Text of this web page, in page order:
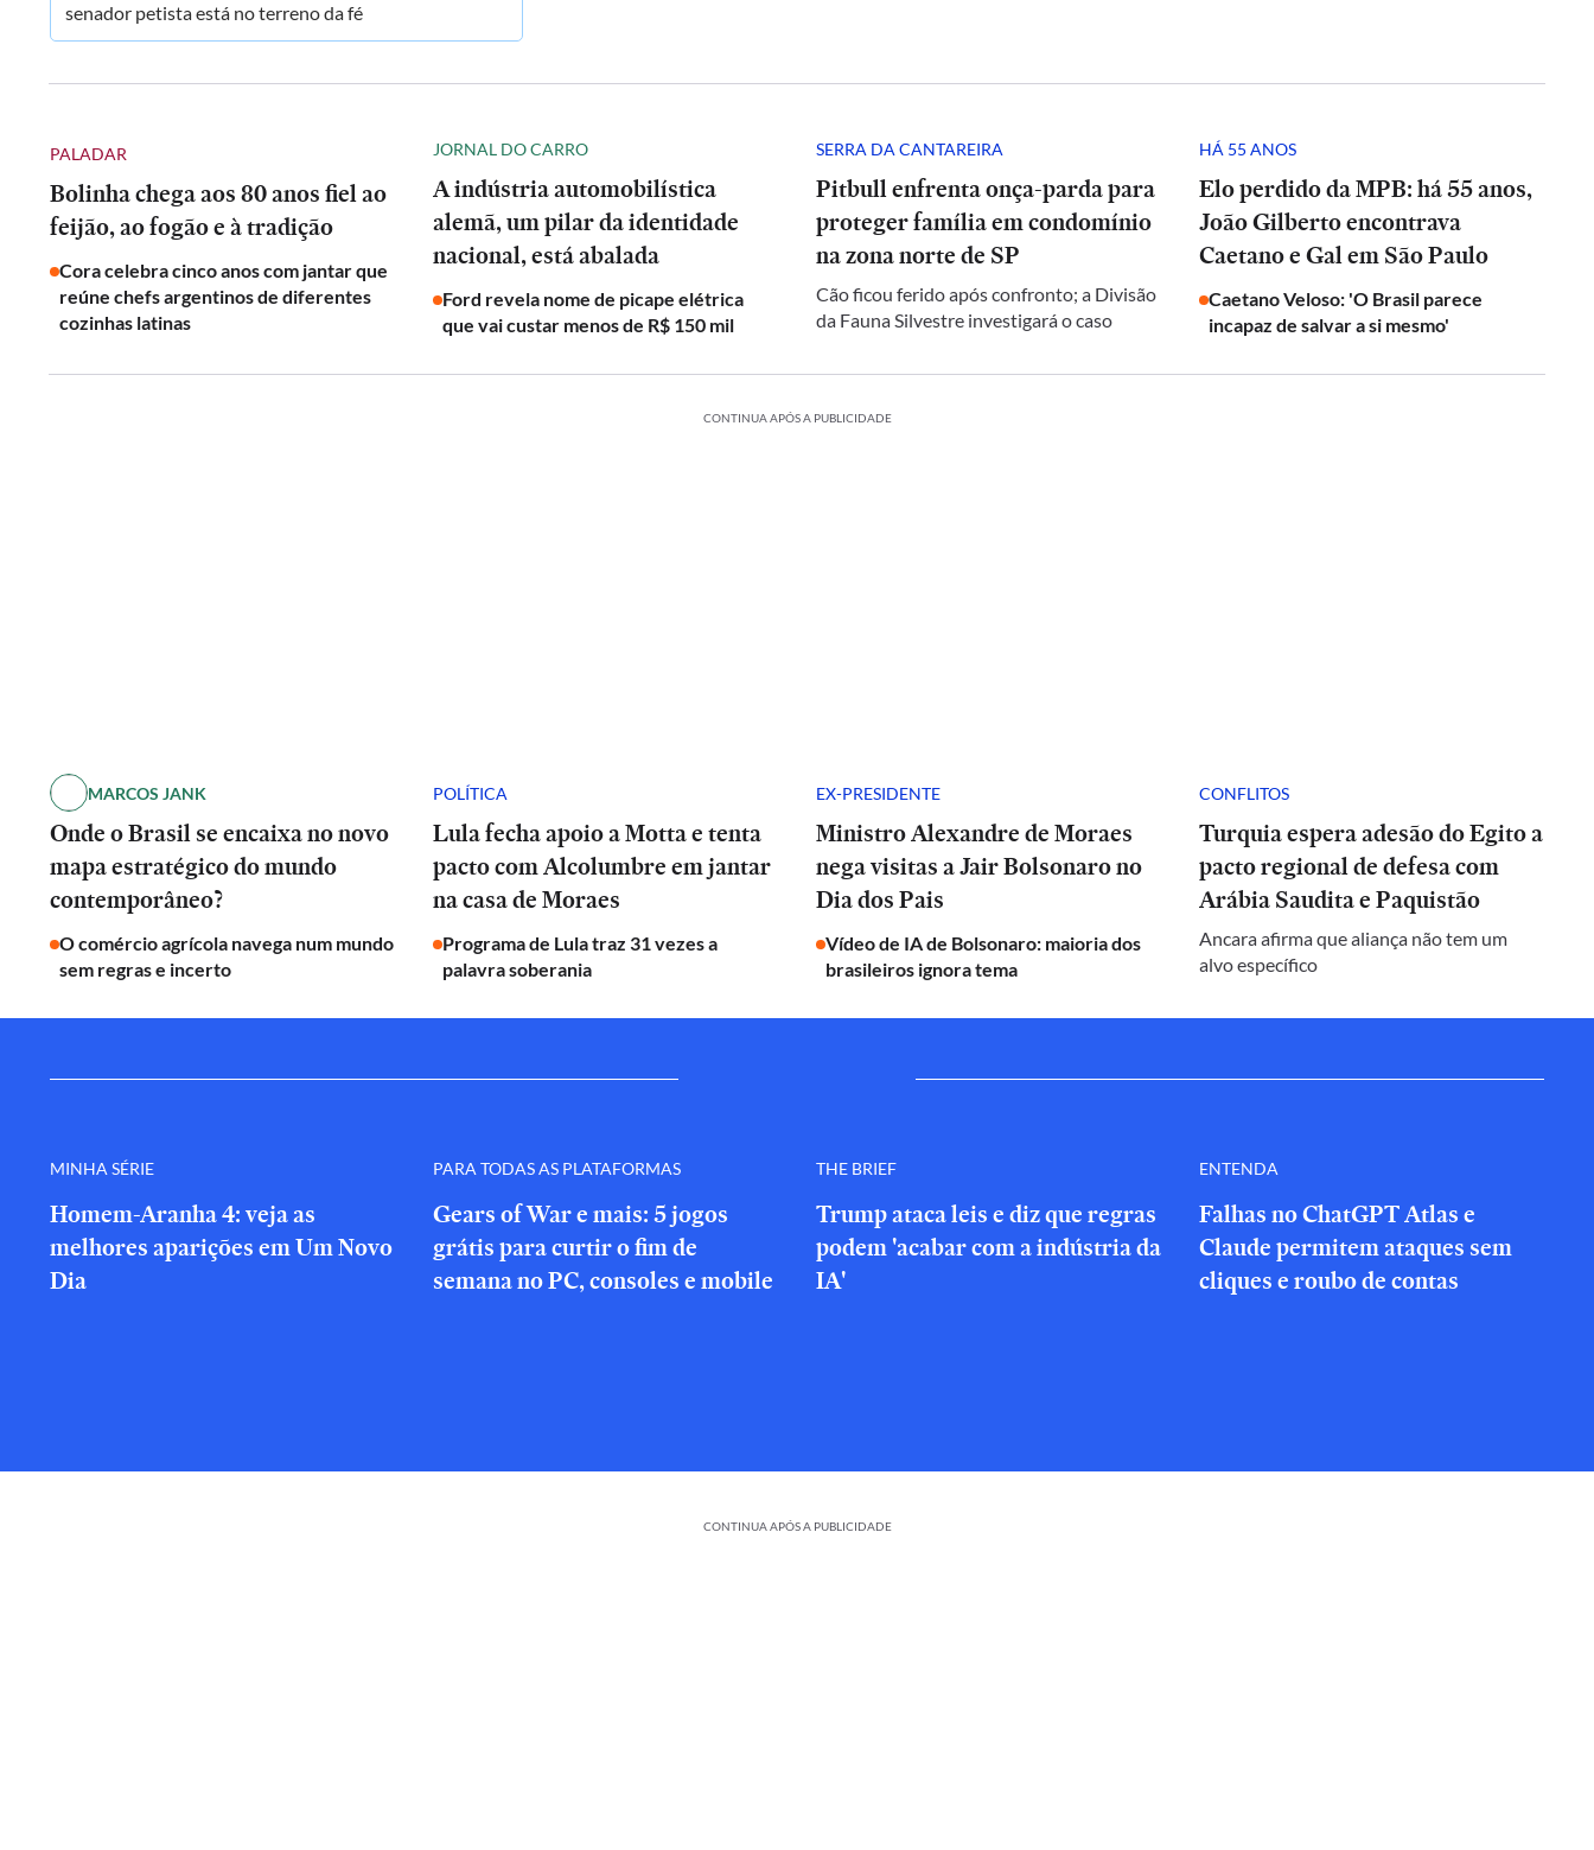
senador petista está no terreno da fé
PALADAR
Bolinha chega aos 80 anos fiel ao
feijão, ao fogão e à tradição
Cora celebra cinco anos com jantar que
reúne chefs argentinos de diferentes
cozinhas latinas
JORNAL DO CARRO
A indústria automobilística
alemã, um pilar da identidade
nacional, está abalada
Ford revela nome de picape elétrica
que vai custar menos de R$ 150 mil
SERRA DA CANTAREIRA
Pitbull enfrenta onça-parda para
proteger família em condomínio
na zona norte de SP
Cão ficou ferido após confronto; a Divisão
da Fauna Silvestre investigará o caso
HÁ 55 ANOS
Elo perdido da MPB: há 55 anos,
João Gilberto encontrava
Caetano e Gal em São Paulo
Caetano Veloso: 'O Brasil parece
incapaz de salvar a si mesmo'
CONTINUA APÓS A PUBLICIDADE
MARCOS JANK
Onde o Brasil se encaixa no novo
mapa estratégico do mundo
contemporâneo?
O comércio agrícola navega num mundo
sem regras e incerto
POLÍTICA
Lula fecha apoio a Motta e tenta
pacto com Alcolumbre em jantar
na casa de Moraes
Programa de Lula traz 31 vezes a
palavra soberania
EX-PRESIDENTE
Ministro Alexandre de Moraes
nega visitas a Jair Bolsonaro no
Dia dos Pais
Vídeo de IA de Bolsonaro: maioria dos
brasileiros ignora tema
CONFLITOS
Turquia espera adesão do Egito a
pacto regional de defesa com
Arábia Saudita e Paquistão
Ancara afirma que aliança não tem um
alvo específico
MINHA SÉRIE
Homem-Aranha 4: veja as
melhores aparições em Um Novo
Dia
PARA TODAS AS PLATAFORMAS
Gears of War e mais: 5 jogos
grátis para curtir o fim de
semana no PC, consoles e mobile
THE BRIEF
Trump ataca leis e diz que regras
podem 'acabar com a indústria da
IA'
ENTENDA
Falhas no ChatGPT Atlas e
Claude permitem ataques sem
cliques e roubo de contas
CONTINUA APÓS A PUBLICIDADE